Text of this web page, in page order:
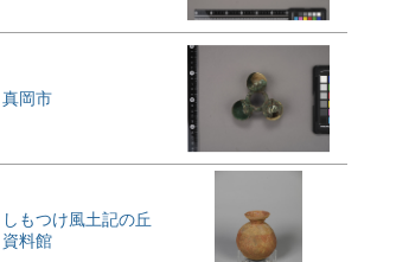
真岡市
しもつけ風土記の丘
資料館